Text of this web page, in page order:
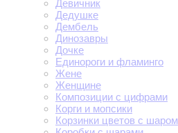
Девичник
Дедушке
Дембель
Динозавры
Дочке
Единороги и фламинго
Жене
Женщине
Композиции с цифрами
Корги и мопсики
Корзинки цветов с шаром